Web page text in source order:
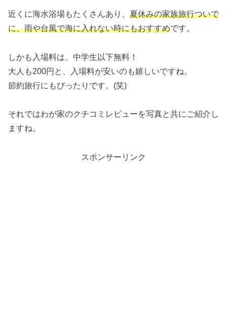
近くに海水浴場もたくさんあり、 夏休みの家族旅行ついで
に、雨や台風で海に入れない時にもおすすめです。
しかも入場料は、中学生以下無料！
大人も200円と、入場料が安いのも嬉しいですね。
節約旅行にもぴったりです。(笑)
それではわが家のクチコミレビューを写真と共にご紹介し
ますね。
スポンサーリンク